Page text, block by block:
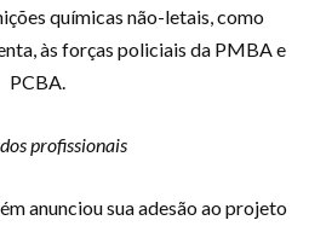
químicas não-letais, como
às forças policiais da PMBA e
PCBA.
profissionais
anunciou sua adesão ao projeto